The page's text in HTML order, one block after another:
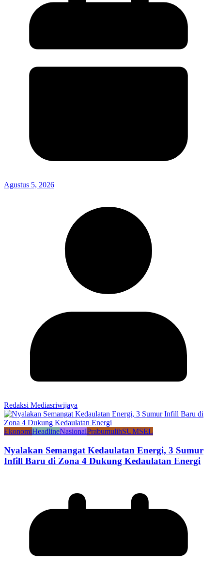
Agustus 5, 2026
Redaksi Mediasriwijaya
EkonomiHeadlineNasionalPrabumulihSUMSEL
Nyalakan Semangat Kedaulatan Energi, 3 Sumur
Infill Baru di Zona 4 Dukung Kedaulatan Energi